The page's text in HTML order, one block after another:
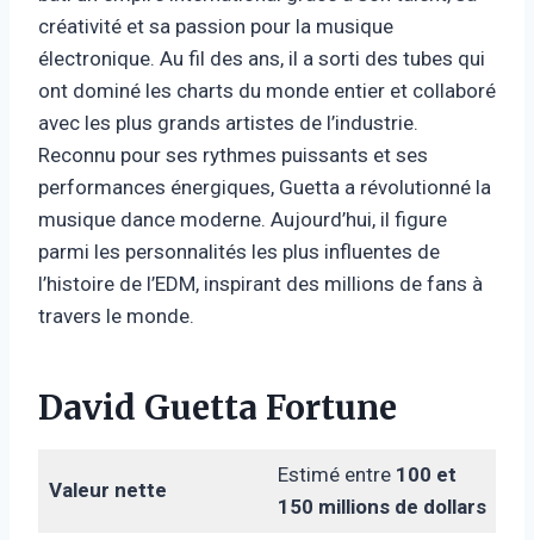
créativité et sa passion pour la musique
électronique. Au fil des ans, il a sorti des tubes qui
ont dominé les charts du monde entier et collaboré
avec les plus grands artistes de l’industrie.
Reconnu pour ses rythmes puissants et ses
performances énergiques, Guetta a révolutionné la
musique dance moderne. Aujourd’hui, il figure
parmi les personnalités les plus influentes de
l’histoire de l’EDM, inspirant des millions de fans à
travers le monde.
David Guetta Fortune
Valeur nette
Estimé entre 100 et
150 millions de dollars